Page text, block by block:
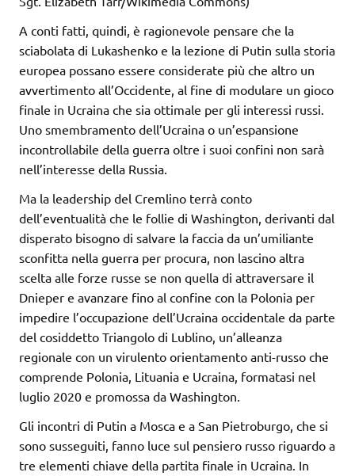
A conti fatti, quindi, è ragionevole pensare che la
sciabolata di Lukashenko e la lezione di Putin sulla storia
europea possano essere considerate più che altro un
avvertimento all’Occidente, al fine di modulare un gioco
finale in Ucraina che sia ottimale per gli interessi russi.
Uno smembramento dell’Ucraina o un’espansione
incontrollabile della guerra oltre i suoi confini non sarà
nell’interesse della Russia.
Ma la leadership del Cremlino terrà conto
dell’eventualità che le follie di Washington, derivanti dal
disperato bisogno di salvare la faccia da un’umiliante
sconfitta nella guerra per procura, non lascino altra
scelta alle forze russe se non quella di attraversare il
Dnieper e avanzare fino al confine con la Polonia per
impedire l’occupazione dell’Ucraina occidentale da parte
del cosiddetto Triangolo di Lublino, un’alleanza
regionale con un virulento orientamento anti-russo che
comprende Polonia, Lituania e Ucraina, formatasi nel
luglio 2020 e promossa da Washington.
Gli incontri di Putin a Mosca e a San Pietroburgo, che si
sono susseguiti, fanno luce sul pensiero russo riguardo a
tre elementi chiave della partita finale in Ucraina. In